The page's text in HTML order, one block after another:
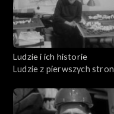
Ludzie i ich historie
Ludzie z pierwszych stron